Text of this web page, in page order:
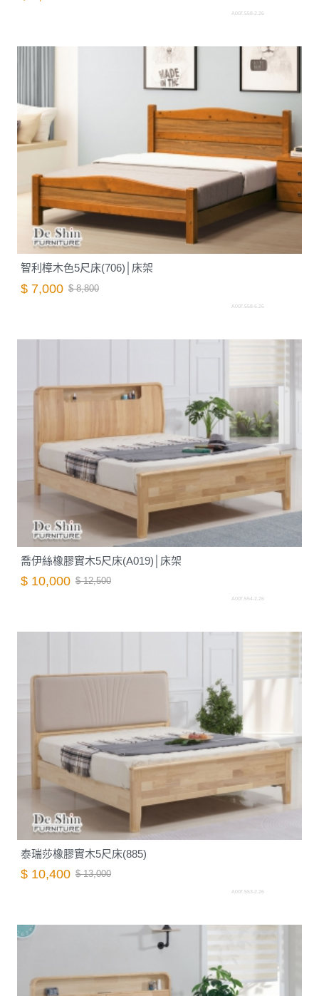
A007.558-2.26
智利樟木色5尺床(706)│床架
$ 7,000 $ 8,800
A007.558-6.26
喬伊絲橡膠實木5尺床(A019)│床架
$ 10,000 $ 12,500
A007.554-2.26
泰瑞莎橡膠實木5尺床(885)
$ 10,400 $ 13,000
A007.553-2.26